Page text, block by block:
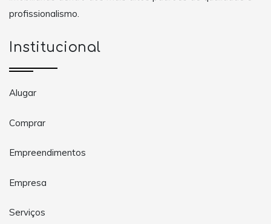
profissionalismo.
Institucional
Alugar
Comprar
Empreendimentos
Empresa
Serviços